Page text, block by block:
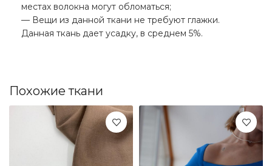
местах волокна могут обломаться;
— Вещи из данной ткани не требуют глажки.
Данная ткань дает усадку, в среднем 5%.
Похожие ткани